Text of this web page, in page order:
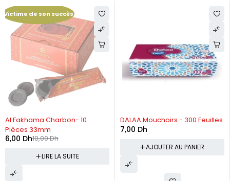
Victime de son succès
RUPTURE DE STOCK
Al Fakhama Charbon- 10
Pièces 33mm
10,00Dh
6,00 Dh
LIRE LA SUITE
DALAA Mouchoirs - 300 Feuilles
7,00 Dh
AJOUTER AU PANIER